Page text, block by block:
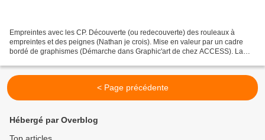
Empreintes avec les CP. Découverte (ou redecouverte) des rouleaux à
empreintes et des peignes (Nathan je crois). Mise en valeur par un cadre
bordé de graphismes (Démarche dans Graphic'art de chez ACCESS). La
< Page précédente
Hébergé par Overblog